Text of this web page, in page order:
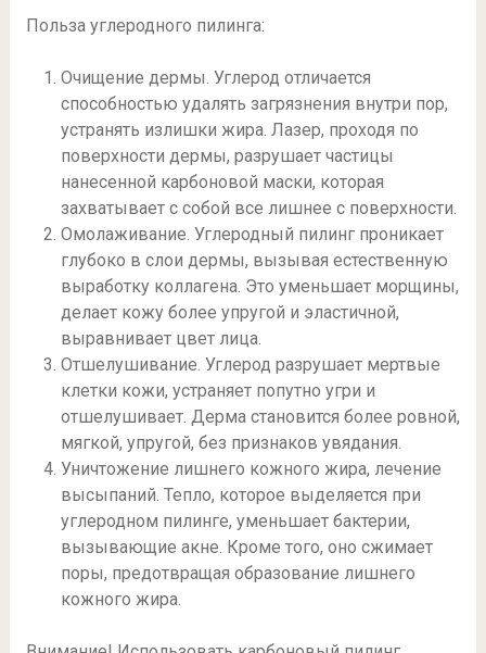
Польза углеродного пилинга:
Очищение дермы. Углерод отличается
способностью удалять загрязнения внутри пор,
устранять излишки жира. Лазер, проходя по
поверхности дермы, разрушает частицы
нанесенной карбоновой маски, которая
захватывает с собой все лишнее с поверхности.
Омолаживание. Углеродный пилинг проникает
глубоко в слои дермы, вызывая естественную
выработку коллагена. Это уменьшает морщины,
делает кожу более упругой и эластичной,
выравнивает цвет лица.
Отшелушивание. Углерод разрушает мертвые
клетки кожи, устраняет попутно угри и
отшелушивает. Дерма становится более ровной,
мягкой, упругой, без признаков увядания.
Уничтожение лишнего кожного жира, лечение
высыпаний. Тепло, которое выделяется при
углеродном пилинге, уменьшает бактерии,
вызывающие акне. Кроме того, оно сжимает
поры, предотвращая образование лишнего
кожного жира.